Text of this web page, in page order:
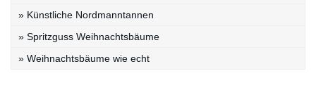
» Künstliche Nordmanntannen
» Spritzguss Weihnachtsbäume
» Weihnachtsbäume wie echt